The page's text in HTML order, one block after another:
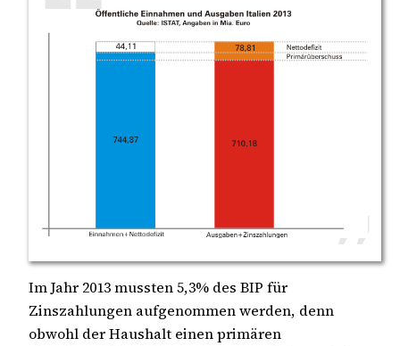
Im Jahr 2013 mussten 5,3% des BIP für
Zinszahlungen aufgenommen werden, denn
obwohl der Haushalt einen primären